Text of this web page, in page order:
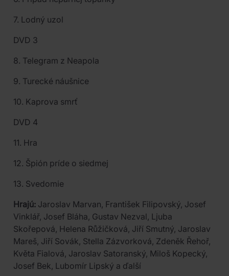
7. Lodný uzol
DVD 3
8. Telegram z Neapola
9. Turecké náušnice
10. Kaprova smrť
DVD 4
11. Hra
12. Špión príde o siedmej
13. Svedomie
Hrajú: Jaroslav Marvan, František Filipovský, Josef
Vinklář, Josef Bláha, Gustav Nezval, Ljuba
Skořepová, Helena Růžičková, Jiří Smutný, Jaroslav
Mareš, Jiří Sovák, Stella Zázvorková, Zdeněk Řehoř,
Květa Fialová, Jaroslav Satoranský, Miloš Kopecký,
Josef Bek, Lubomír Lipský a ďalší